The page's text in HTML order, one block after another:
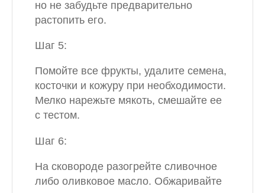
но не забудьте предварительно
растопить его.
Шаг 5:
Помойте все фрукты, удалите семена,
косточки и кожуру при необходимости.
Мелко нарежьте мякоть, смешайте ее
с тестом.
Шаг 6:
На сковороде разогрейте сливочное
либо оливковое масло. Обжаривайте